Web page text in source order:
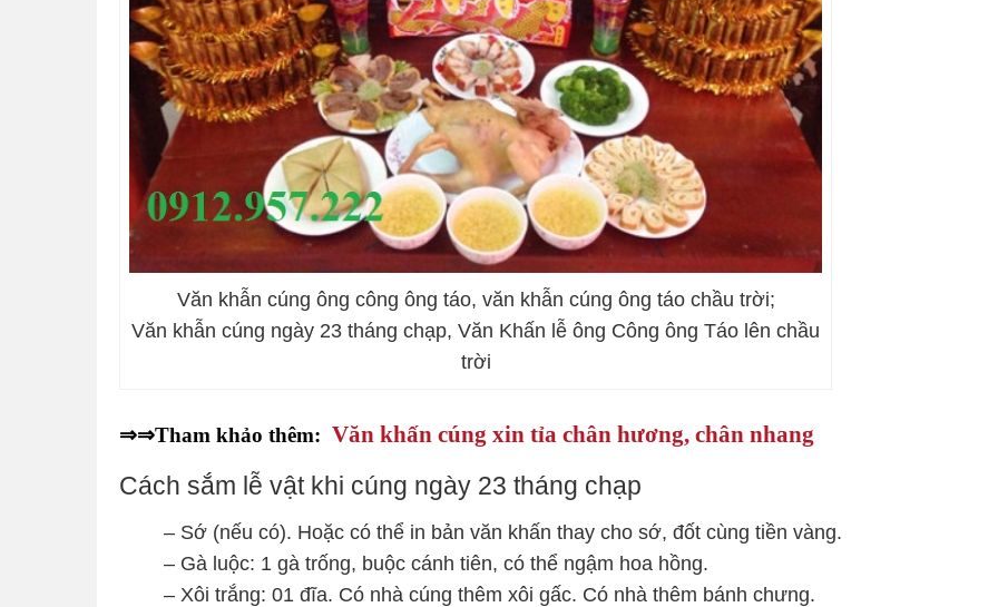
Văn khẫn cúng ông công ông táo, văn khẫn cúng ông táo chầu trời;
Văn khẫn cúng ngày 23 tháng chạp, Văn Khấn lễ ông Công ông Táo lên chầu
trời
⇒⇒Tham khảo thêm: Văn khấn cúng xin tỉa chân hương, chân nhang
Cách sắm lễ vật khi cúng ngày 23 tháng chạp
– Sớ (nếu có). Hoặc có thể in bản văn khấn thay cho sớ, đốt cùng tiền vàng.
– Gà luộc: 1 gà trống, buộc cánh tiên, có thể ngậm hoa hồng.
– Xôi trắng: 01 đĩa. Có nhà cúng thêm xôi gấc. Có nhà thêm bánh chưng.